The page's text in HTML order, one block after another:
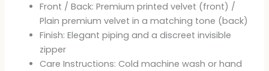
Front / Back: Premium printed velvet (front) /
Plain premium velvet in a matching tone (back)
Finish: Elegant piping and a discreet invisible
zipper
Care Instructions: Cold machine wash or hand